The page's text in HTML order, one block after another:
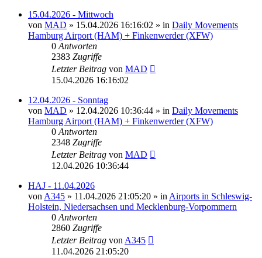
15.04.2026 - Mittwoch
von MAD » 15.04.2026 16:16:02 » in Daily Movements
Hamburg Airport (HAM) + Finkenwerder (XFW)
0 Antworten
2383 Zugriffe
Letzter Beitrag von MAD
15.04.2026 16:16:02
12.04.2026 - Sonntag
von MAD » 12.04.2026 10:36:44 » in Daily Movements
Hamburg Airport (HAM) + Finkenwerder (XFW)
0 Antworten
2348 Zugriffe
Letzter Beitrag von MAD
12.04.2026 10:36:44
HAJ - 11.04.2026
von A345 » 11.04.2026 21:05:20 » in Airports in Schleswig-
Holstein, Niedersachsen und Mecklenburg-Vorpommern
0 Antworten
2860 Zugriffe
Letzter Beitrag von A345
11.04.2026 21:05:20